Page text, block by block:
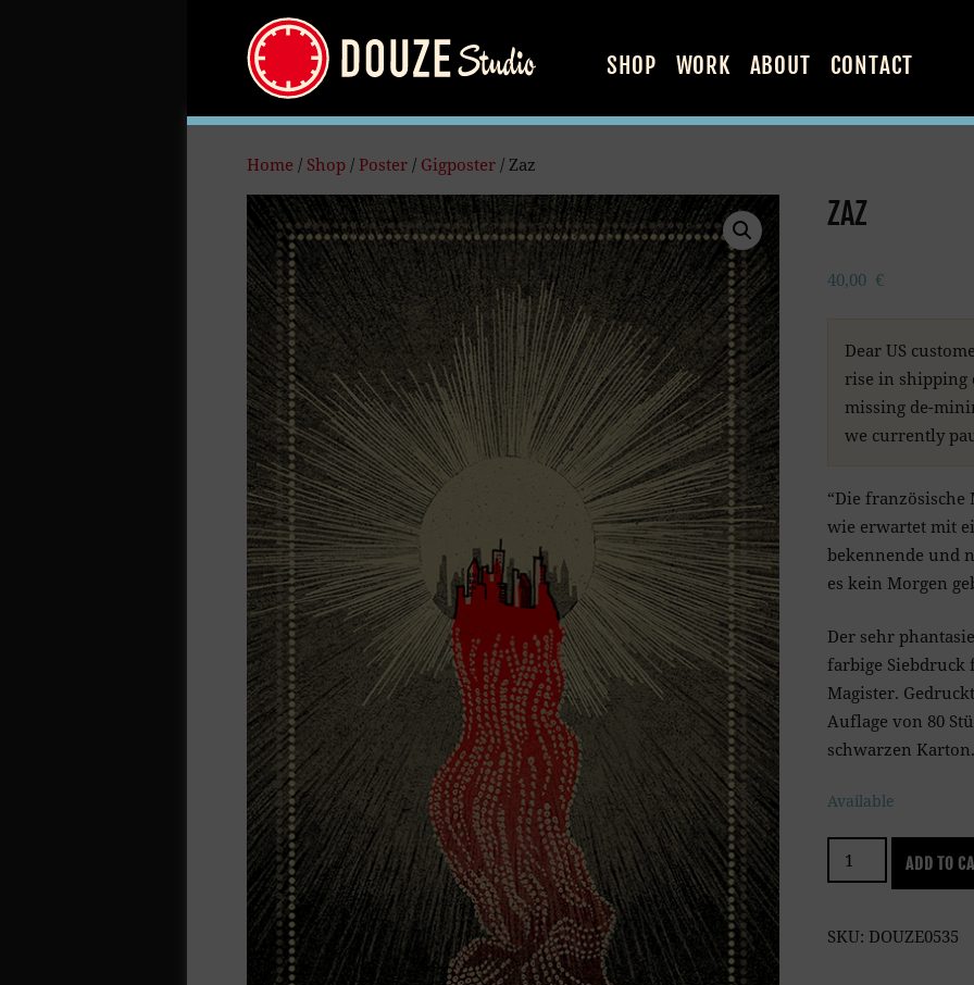
SHOP WORK ABOUT CONTACT
Home / Shop / Poster / Gigposter / Zaz
ZAZ
40,00 €
Dear US
rise in shipping
missing de-
we currently
“Die
wie erwartet mit
bekennende und
es kein Morgen
Der sehr
farbige Siebdruck
Magister.
Auflage von 80
schwarzen Karton.
Available
Zaz
quantity
ADD TO
SKU: DOUZE0535